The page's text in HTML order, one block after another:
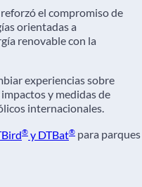
el compromiso de
orientadas a
renovable con la
experiencias sobre
y medidas de
internacionales.
® y DTBat® para parques